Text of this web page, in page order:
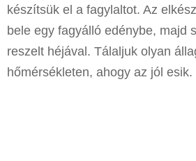
készítsük el a fagylaltot. Az
bele egy fagyálló edénybe, majd
reszelt héjával. Tálaljuk olyan
hőmérsékleten, ahogy az jól esik.